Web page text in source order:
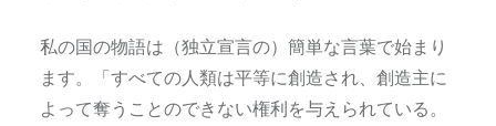
私の国の物語は（独立宣言の）簡単な言葉で始まり
ます。「すべての人類は平等に創造され、創造主に
よって奪うことのできない権利を与えられている。